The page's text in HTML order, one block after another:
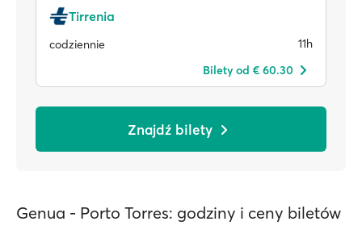
Tirrenia
codziennie
11h
Bilety od € 60.30
Znajdź bilety
Genua - Porto Torres: godziny i ceny biletów